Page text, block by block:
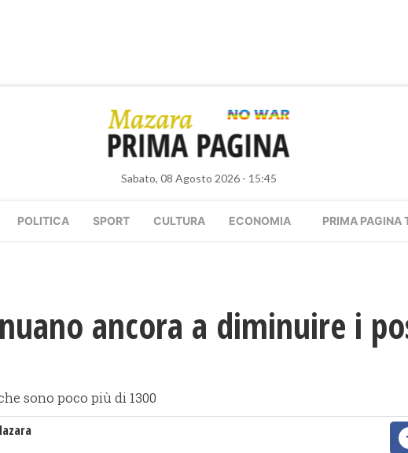
Sabato, 08 Agosto 2026 - 15:45
POLITICA SPORT CULTURA ECONOMIA PRIMA PAGINA
ancora a diminuire i
sono poco più di 1300